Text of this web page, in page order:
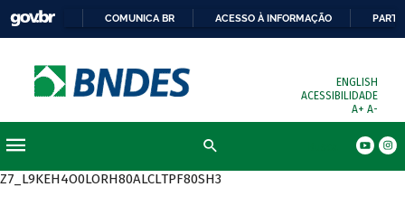
COMUNICA BR ACESSO À INFORMAÇÃO
ENGLISH
ACESSIBILIDADE
A+ A-
Z7_L9KEH4O0LORH80ALCLTPF80SH3